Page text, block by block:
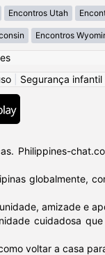
Encontros Utah
Encontros
Segurança infantil
Philippines-
globalmente,
amizade e
cuidadosa
voltar a casa